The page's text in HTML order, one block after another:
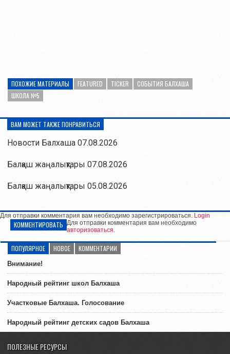
ПОХОЖИЕ МАТЕРИАЛЫ FEATURED TICKER
СОБЫТИЯ БАЛХАША
ШКОЛА №5
ВАМ МОЖЕТ ТАКЖЕ ПОНРАВИТЬСЯ
Новости Балхаша 07.08.2026
Балқаш жаңалықтары 07.08.2026
Балқаш жаңалықтары 05.08.2026
Для отправки комментария вам необходимо зарегистрироваться. Login
КОММЕНТИРОВАТЬ Для отправки комментария вам необходимо
авторизоваться.
ПОПУЛЯРНОЕ НОВОЕ КОММЕНТАРИИ
Внимание!
Народный рейтинг школ Балхаша
Участковые Балхаша. Голосование
Народный рейтинг детских садов Балхаша
ПОЛЕЗНЫЕ РЕСУРСЫ